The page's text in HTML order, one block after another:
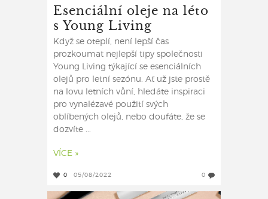
Esenciální oleje na léto
s Young Living
Když se oteplí, není lepší čas
prozkoumat nejlepší tipy společnosti
Young Living týkající se esenciálních
olejů pro letní sezónu. Ať už jste prostě
na lovu letních vůní, hledáte inspiraci
pro vynalézavé použití svých
oblíbených olejů, nebo doufáte, že se
dozvíte ...
VÍCE »
0 05/08/2022 0